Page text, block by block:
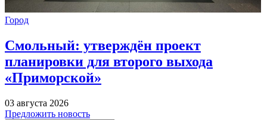
Город
Смольный: утверждён проект
планировки для второго выхода
«Приморской»
03 августа 2026
Предложить новость